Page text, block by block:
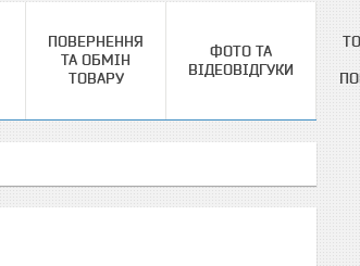
ПОВЕРНЕННЯ
ТА ОБМІН
ТОВАРУ
ФОТО ТА
ВІДЕОВІДГУКИ